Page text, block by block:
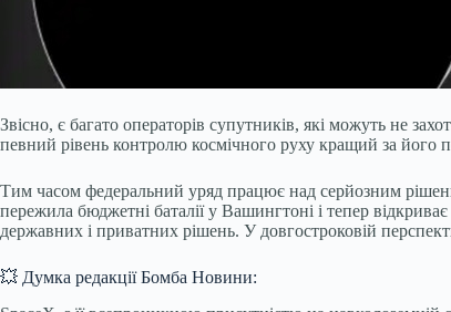
Звісно, є багато операторів супутників, які можуть не
певний рівень контролю космічного руху кращий за його
Тим часом федеральний уряд працює над серйозним
пережила бюджетні баталії у Вашингтоні і тепер
державних і приватних рішень. У довгостроковій
💥 Думка редакції Бомба Новини: